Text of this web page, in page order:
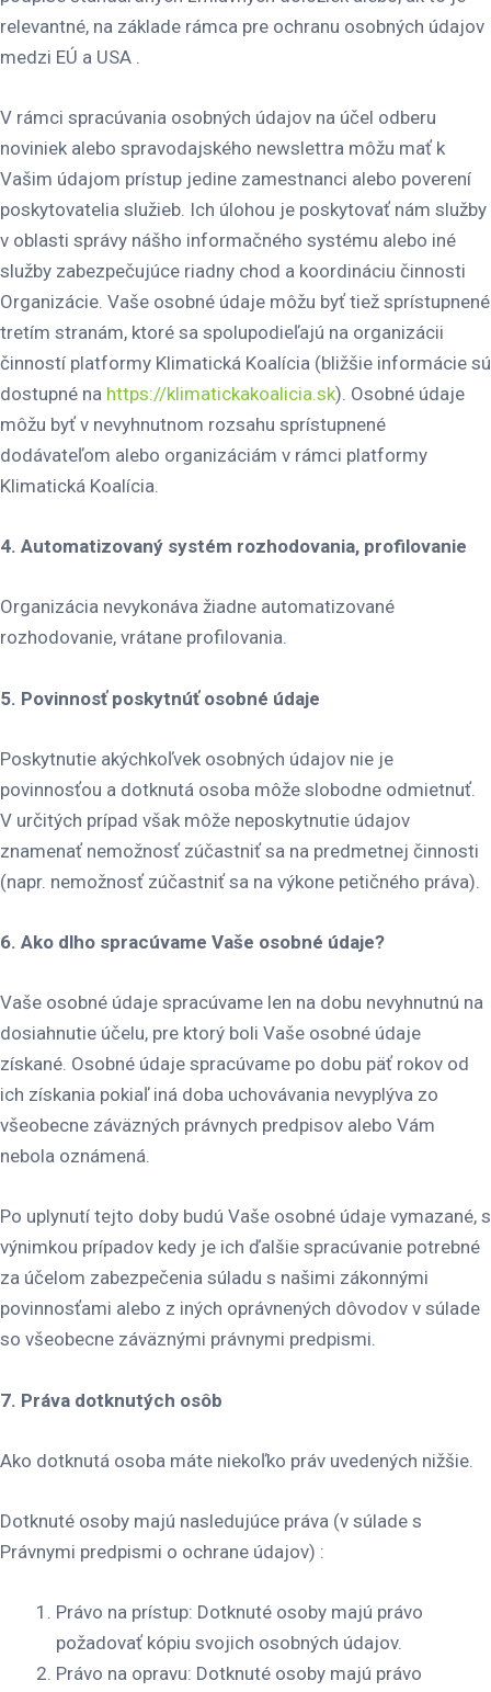
relevantné, na základe rámca pre ochranu osobných údajov
medzi EÚ a USA .
V rámci spracúvania osobných údajov na účel odberu
noviniek alebo spravodajského newslettra môžu mať k
Vašim údajom prístup jedine zamestnanci alebo poverení
poskytovatelia služieb. Ich úlohou je poskytovať nám služby
v oblasti správy nášho informačného systému alebo iné
služby zabezpečujúce riadny chod a koordináciu činnosti
Organizácie. Vaše osobné údaje môžu byť tiež sprístupnené
tretím stranám, ktoré sa spolupodieľajú na organizácii
činností platformy Klimatická Koalícia (bližšie informácie sú
dostupné na https://klimatickakoalicia.sk). Osobné údaje
môžu byť v nevyhnutnom rozsahu sprístupnené
dodávateľom alebo organizáciám v rámci platformy
Klimatická Koalícia.
4. Automatizovaný systém rozhodovania, profilovanie
Organizácia nevykonáva žiadne automatizované
rozhodovanie, vrátane profilovania.
5. Povinnosť poskytnúť osobné údaje
Poskytnutie akýchkoľvek osobných údajov nie je
povinnosťou a dotknutá osoba môže slobodne odmietnuť.
V určitých prípad však môže neposkytnutie údajov
znamenať nemožnosť zúčastniť sa na predmetnej činnosti
(napr. nemožnosť zúčastniť sa na výkone petičného práva).
6. Ako dlho spracúvame Vaše osobné údaje?
Vaše osobné údaje spracúvame len na dobu nevyhnutnú na
dosiahnutie účelu, pre ktorý boli Vaše osobné údaje
získané. Osobné údaje spracúvame po dobu päť rokov od
ich získania pokiaľ iná doba uchovávania nevyplýva zo
všeobecne záväzných právnych predpisov alebo Vám
nebola oznámená.
Po uplynutí tejto doby budú Vaše osobné údaje vymazané, s
výnimkou prípadov kedy je ich ďalšie spracúvanie potrebné
za účelom zabezpečenia súladu s našimi zákonnými
povinnosťami alebo z iných oprávnených dôvodov v súlade
so všeobecne záväznými právnymi predpismi.
7. Práva dotknutých osôb
Ako dotknutá osoba máte niekoľko práv uvedených nižšie.
Dotknuté osoby majú nasledujúce práva (v súlade s
Právnymi predpismi o ochrane údajov) :
Právo na prístup: Dotknuté osoby majú právo
požadovať kópiu svojich osobných údajov.
Právo na opravu: Dotknuté osoby majú právo